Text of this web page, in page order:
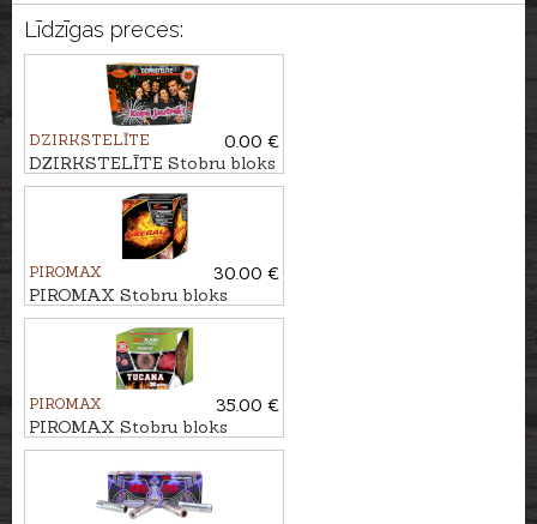
Līdzīgas preces:
DZIRKSTELĪTE
0.00 €
DZIRKSTELĪTE Stobru bloks
KOPĀ JAUTRĀK, 35 - ŠĀV.
PIROMAX
30.00 €
PIROMAX Stobru bloks
FIREBALL, 16 - ŠĀV.
PIROMAX
35.00 €
PIROMAX Stobru bloks
TUCANA, 36 - ŠĀV.